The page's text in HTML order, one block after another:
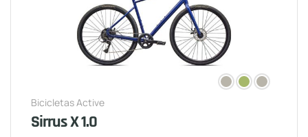
Bicicletas Active
Sirrus X 1.0